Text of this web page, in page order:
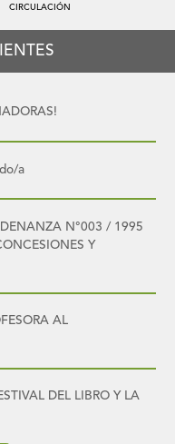
CIRCULACIÓN
a
N°003 / 1995
Y
AL
DEL LIBRO Y LA